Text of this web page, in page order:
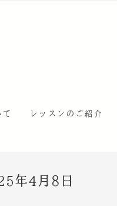
レッスンのご紹介
年4月8日